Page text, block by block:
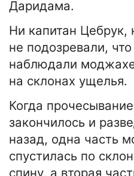
Даридама.
Ни капитан Цебрук,
не подозревали,
наблюдали
на склонах ущелья.
Когда
закончилось и
назад, одна часть
спустилась по
спину, а вторая